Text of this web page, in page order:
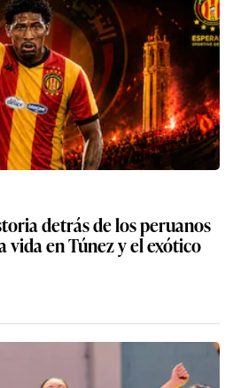
detrás de los peruanos
vida en Túnez y el exótico